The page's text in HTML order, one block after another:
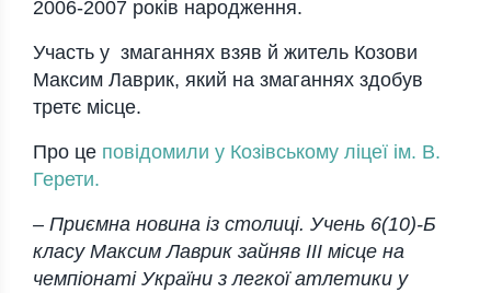
2006-2007 років народження.
Участь у змаганнях взяв й житель Козови
Максим Лаврик, який на змаганнях здобув
третє місце.
Про це повідомили у Козівському ліцеї ім. В.
Герети.
– Приємна новина із столиці. Учень 6(10)-Б
класу Максим Лаврик зайняв ІІІ місце на
чемпіонаті України з легкої атлетики у